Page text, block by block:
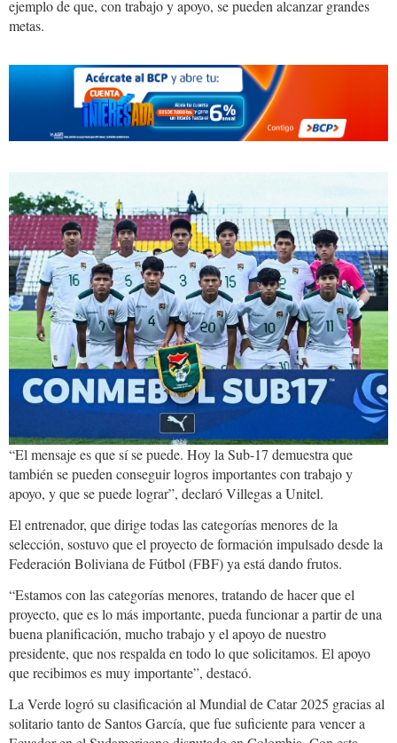
ejemplo de que, con trabajo y apoyo, se pueden alcanzar grandes
metas.
4b0d4fdb-
7347-
4105-
9f04-
fce572c0f63d.jpg
“El mensaje es que sí se puede. Hoy la Sub-17 demuestra que
también se pueden conseguir logros importantes con trabajo y
apoyo, y que se puede lograr”, declaró Villegas a Unitel.
El entrenador, que dirige todas las categorías menores de la
selección, sostuvo que el proyecto de formación impulsado desde la
Federación Boliviana de Fútbol (FBF) ya está dando frutos.
“Estamos con las categorías menores, tratando de hacer que el
proyecto, que es lo más importante, pueda funcionar a partir de una
buena planificación, mucho trabajo y el apoyo de nuestro
presidente, que nos respalda en todo lo que solicitamos. El apoyo
que recibimos es muy importante”, destacó.
La Verde logró su clasificación al Mundial de Catar 2025 gracias al
solitario tanto de Santos García, que fue suficiente para vencer a